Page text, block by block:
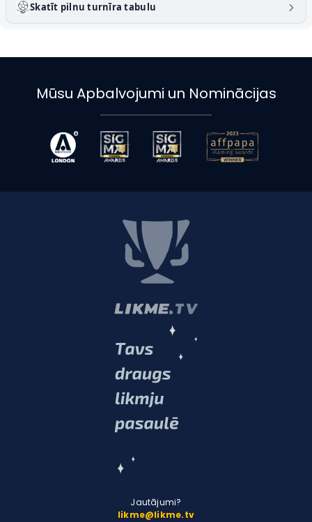
Skatīt pilnu turnīra tabulu
Mūsu Apbalvojumi un Nominācijas
Jautājumi?
likme@likme.tv